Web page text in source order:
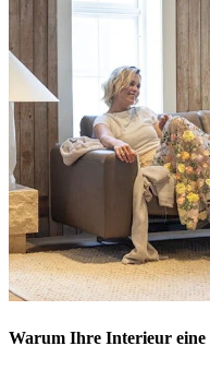
Warum Ihre Interieur eine